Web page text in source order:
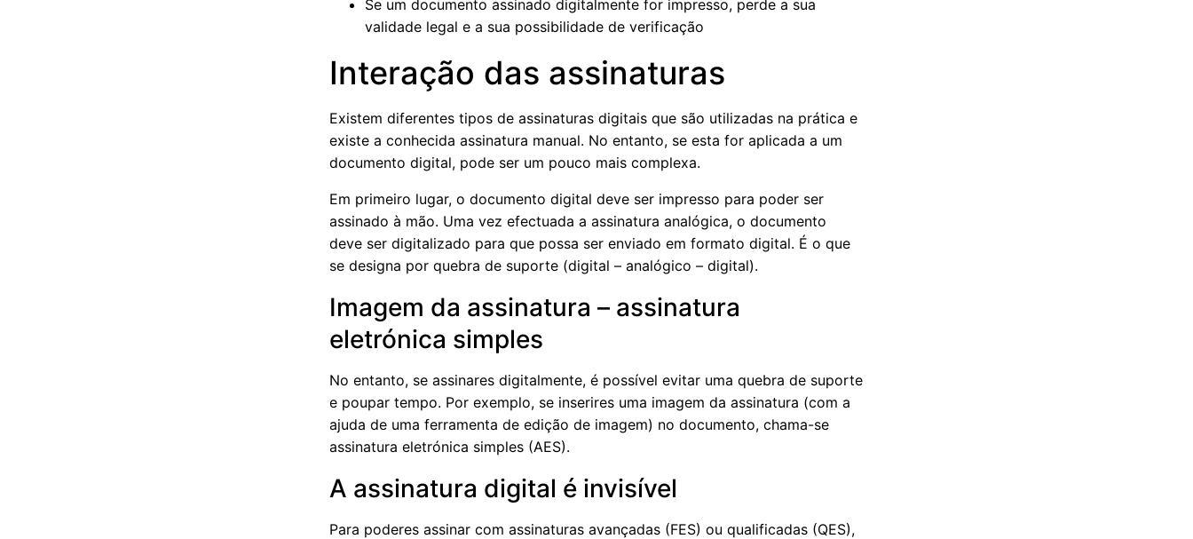
Se um documento assinado digitalmente for impresso, perde a sua
validade legal e a sua possibilidade de verificação
Interação das assinaturas
Existem diferentes tipos de assinaturas digitais que são utilizadas na prática e
existe a conhecida assinatura manual. No entanto, se esta for aplicada a um
documento digital, pode ser um pouco mais complexa.
Em primeiro lugar, o documento digital deve ser impresso para poder ser
assinado à mão. Uma vez efectuada a assinatura analógica, o documento
deve ser digitalizado para que possa ser enviado em formato digital. É o que
se designa por quebra de suporte (digital – analógico – digital).
Imagem da assinatura – assinatura
eletrónica simples
No entanto, se assinares digitalmente, é possível evitar uma quebra de suporte
e poupar tempo. Por exemplo, se inserires uma imagem da assinatura (com a
ajuda de uma ferramenta de edição de imagem) no documento, chama-se
assinatura eletrónica simples (AES).
A assinatura digital é invisível
Para poderes assinar com assinaturas avançadas (FES) ou qualificadas (QES),